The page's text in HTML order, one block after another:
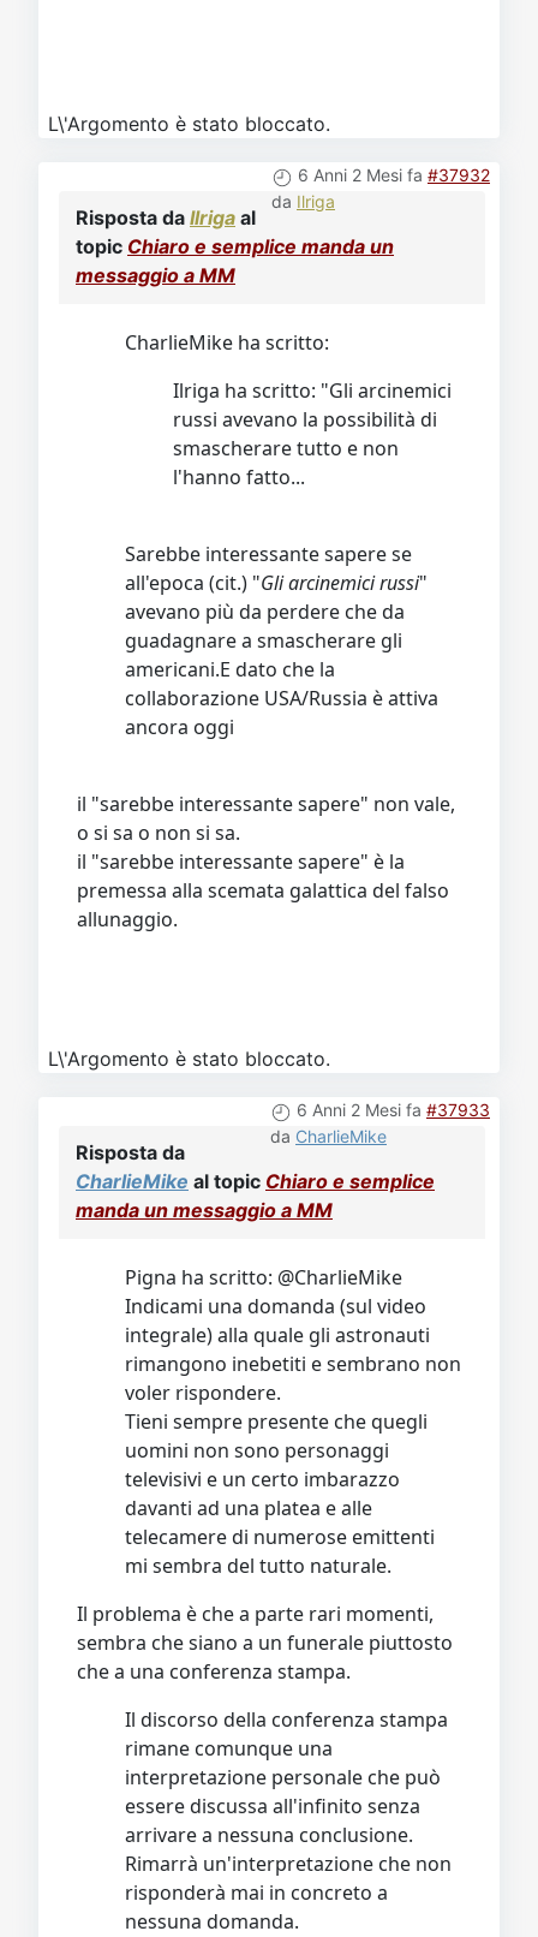
L\'Argomento è stato bloccato.
6 Anni 2 Mesi fa #37932
da Ilriga
Risposta da Ilriga al
topic Chiaro e semplice manda un
messaggio a MM
CharlieMike ha scritto:
Ilriga ha scritto: "Gli arcinemici
russi avevano la possibilità di
smascherare tutto e non
l'hanno fatto...
Sarebbe interessante sapere se
all'epoca (cit.) "Gli arcinemici russi"
avevano più da perdere che da
guadagnare a smascherare gli
americani.E dato che la
collaborazione USA/Russia è attiva
ancora oggi
il "sarebbe interessante sapere" non vale,
o si sa o non si sa.
il "sarebbe interessante sapere" è la
premessa alla scemata galattica del falso
allunaggio.
L\'Argomento è stato bloccato.
6 Anni 2 Mesi fa #37933
da CharlieMike
Risposta da
CharlieMike al topic Chiaro e semplice
manda un messaggio a MM
Pigna ha scritto: @CharlieMike
Indicami una domanda (sul video
integrale) alla quale gli astronauti
rimangono inebetiti e sembrano non
voler rispondere.
Tieni sempre presente che quegli
uomini non sono personaggi
televisivi e un certo imbarazzo
davanti ad una platea e alle
telecamere di numerose emittenti
mi sembra del tutto naturale.
Il problema è che a parte rari momenti,
sembra che siano a un funerale piuttosto
che a una conferenza stampa.
Il discorso della conferenza stampa
rimane comunque una
interpretazione personale che può
essere discussa all'infinito senza
arrivare a nessuna conclusione.
Rimarrà un'interpretazione che non
risponderà mai in concreto a
nessuna domanda.